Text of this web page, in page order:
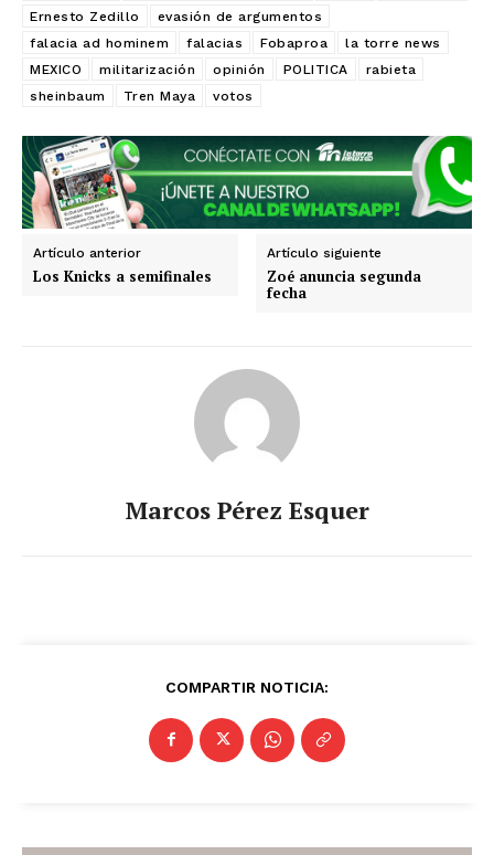
Ernesto Zedillo
evasión de argumentos
falacia ad hominem
falacias Fobaproa
la torre news
MEXICO
militarización opinión POLITICA
rabieta
sheinbaum
Tren Maya votos
Artículo anterior
Los Knicks a semifinales
Artículo siguiente
Zoé anuncia segunda
fecha
Marcos Pérez Esquer
COMPARTIR NOTICIA: